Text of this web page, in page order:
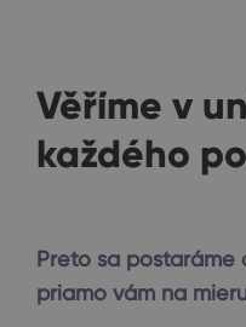
Věříme v
každého
Preto sa postaráme
priamo vám na